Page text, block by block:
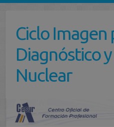
contenidoCiclo Imagen
Diagnóstico
Nuclear